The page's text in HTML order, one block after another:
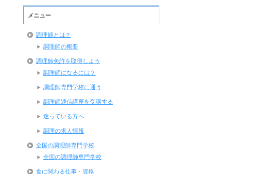
メニュー
調理師とは？
調理師の概要
調理師免許を取得しよう
調理師になるには？
調理師専門学校に通う
調理師通信講座を受講する
迷っている方へ
調理の求人情報
全国の調理師専門学校
全国の調理師専門学校
食に関わる仕事・資格